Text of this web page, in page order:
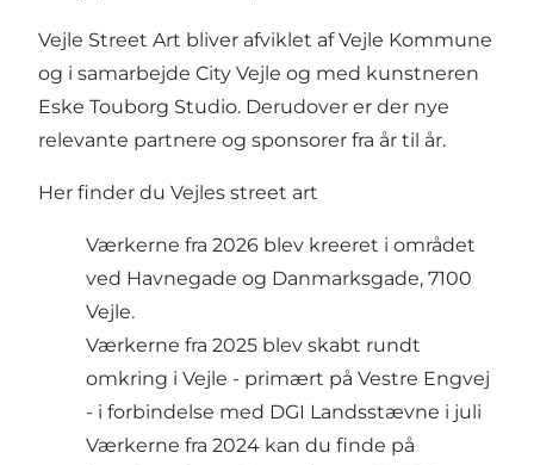
Vejle Street Art bliver afviklet af Vejle Kommune
og i samarbejde City Vejle og med kunstneren
Eske Touborg Studio. Derudover er der nye
relevante partnere og sponsorer fra år til år.
Her finder du Vejles street art
Værkerne fra 2026 blev kreeret i området
ved Havnegade og Danmarksgade, 7100
Vejle.
Værkerne fra 2025 blev skabt rundt
omkring i Vejle - primært på Vestre Engvej
- i forbindelse med DGI Landsstævne i juli
Værkerne fra 2024 kan du finde på